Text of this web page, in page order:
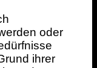
oder
ihrer